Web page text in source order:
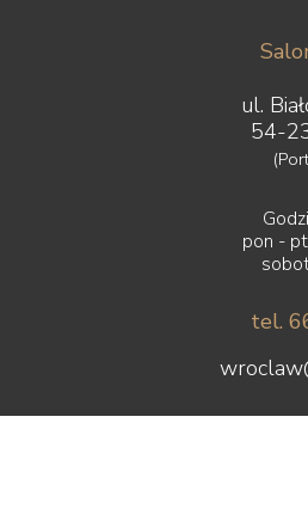
ul.
54-
pon -
tel.